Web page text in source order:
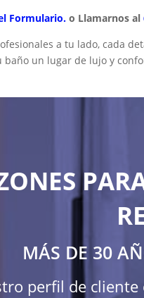
Formulario. o Llamarnos al
a tu lado, cada
baño un lugar de lujo y
MÁS DE 30
perfil de cliente